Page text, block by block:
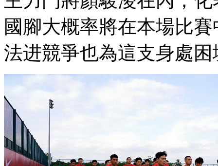
國腳大概率將在本場比賽
法进競爭也為這支身處困